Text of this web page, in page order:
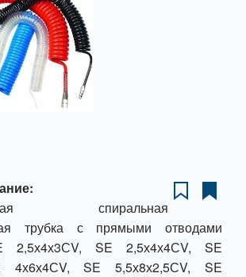
спиральная
трубка с прямыми отводами
2,5х4х3СV, SE 2,5х4х4СV, SE
4х6х4СV, SE 5,5х8х2,5СV, SE